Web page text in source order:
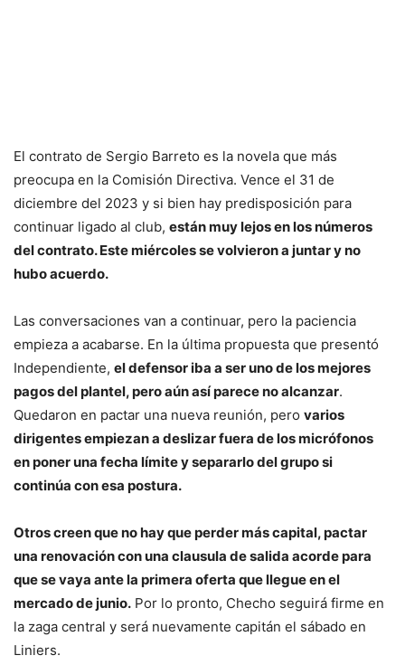
El contrato de Sergio Barreto es la novela que más
preocupa en la Comisión Directiva. Vence el 31 de
diciembre del 2023 y si bien hay predisposición para
continuar ligado al club, están muy lejos en los números
del contrato. Este miércoles se volvieron a juntar y no
hubo acuerdo.
Las conversaciones van a continuar, pero la paciencia
empieza a acabarse. En la última propuesta que presentó
Independiente, el defensor iba a ser uno de los mejores
pagos del plantel, pero aún así parece no alcanzar.
Quedaron en pactar una nueva reunión, pero varios
dirigentes empiezan a deslizar fuera de los micrófonos
en poner una fecha límite y separarlo del grupo si
continúa con esa postura.
Otros creen que no hay que perder más capital, pactar
una renovación con una clausula de salida acorde para
que se vaya ante la primera oferta que llegue en el
mercado de junio. Por lo pronto, Checho seguirá firme en
la zaga central y será nuevamente capitán el sábado en
Liniers.